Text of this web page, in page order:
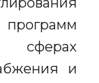
и